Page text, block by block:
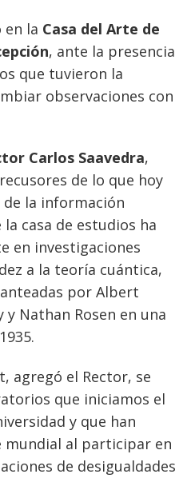
en la Casa del Arte de
, ante la presencia
que tuvieron la
observaciones con
Carlos Saavedra,
de lo que hoy
la información
casa de estudios ha
en investigaciones
a la teoría cuántica,
por Albert
Nathan Rosen en una
agregó el Rector, se
que iniciamos el
y que han
mundial al participar en
de desigualdades